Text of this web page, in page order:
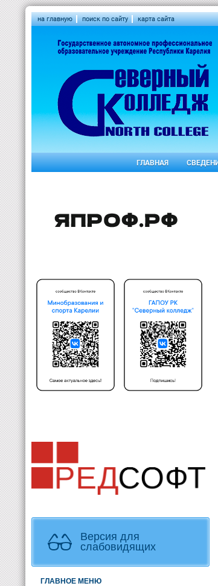
на главную поиск по сайту карта сайта
ГЛАВНАЯ
Версия для
слабовидящих
ГЛАВНОЕ МЕНЮ